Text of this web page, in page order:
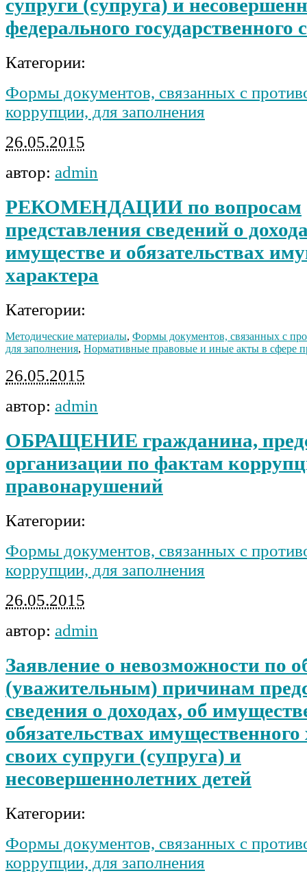
супруги (супруга) и
федерального государственного
Категории:
Формы документов, связанных с
коррупции, для заполнения
26.05.2015
автор: admin
РЕКОМЕНДАЦИИ по вопросам
представления сведений о
имуществе и обязательствах
характера
Категории:
Методические материалы, Формы документов, связанных с
для заполнения, Нормативные правовые и иные акты в сфере
26.05.2015
автор: admin
ОБРАЩЕНИЕ гражданина,
организации по фактам
правонарушений
Категории:
Формы документов, связанных с
коррупции, для заполнения
26.05.2015
автор: admin
Заявление о невозможности по
(уважительным) причинам
сведения о доходах, об
обязательствах имущественного
своих супруги (супруга) и
несовершеннолетних детей
Категории:
Формы документов, связанных с
коррупции, для заполнения